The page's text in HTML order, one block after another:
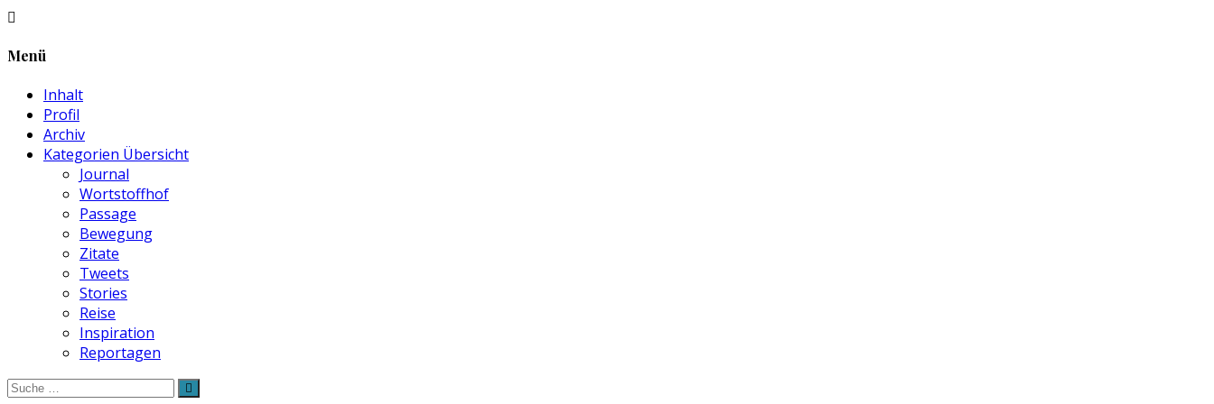
Menü
Inhalt
Profil
Archiv
Kategorien Übersicht
Journal
Wortstoffhof
Passage
Bewegung
Zitate
Tweets
Stories
Reise
Inspiration
Reportagen
Suche